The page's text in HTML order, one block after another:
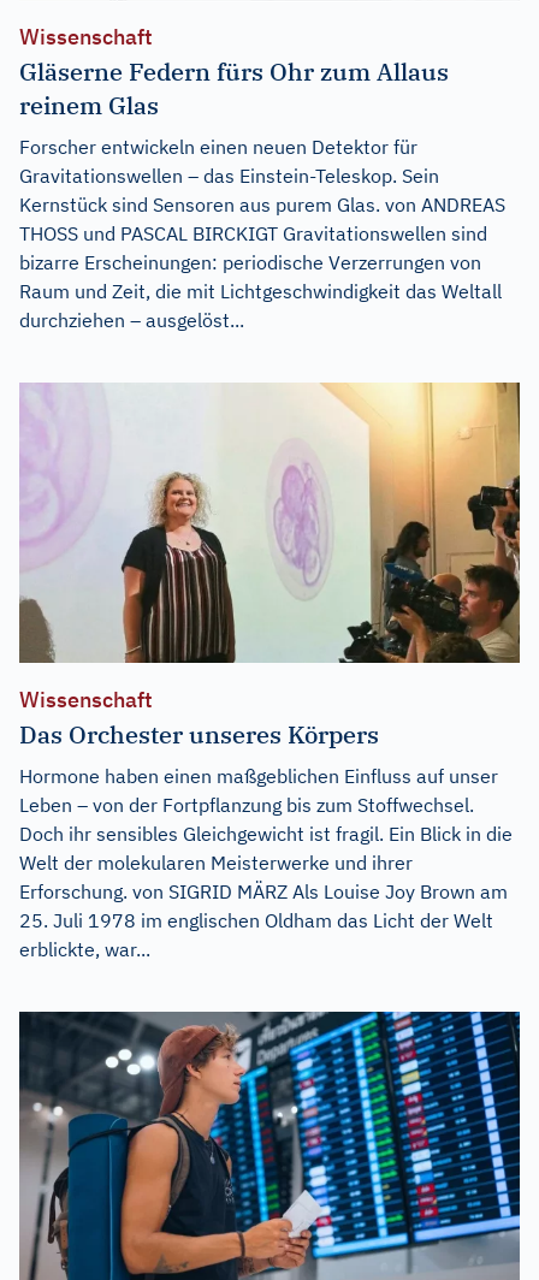
Wissenschaft
Gläserne Federn fürs Ohr zum Allaus
reinem Glas
Forscher entwickeln einen neuen Detektor für
Gravitationswellen – das Einstein-Teleskop. Sein
Kernstück sind Sensoren aus purem Glas. von ANDREAS
THOSS und PASCAL BIRCKIGT Gravitationswellen sind
bizarre Erscheinungen: periodische Verzerrungen von
Raum und Zeit, die mit Lichtgeschwindigkeit das Weltall
durchziehen – ausgelöst...
Wissenschaft
Das Orchester unseres Körpers
Hormone haben einen maßgeblichen Einfluss auf unser
Leben – von der Fortpflanzung bis zum Stoffwechsel.
Doch ihr sensibles Gleichgewicht ist fragil. Ein Blick in die
Welt der molekularen Meisterwerke und ihrer
Erforschung. von SIGRID MÄRZ Als Louise Joy Brown am
25. Juli 1978 im englischen Oldham das Licht der Welt
erblickte, war...